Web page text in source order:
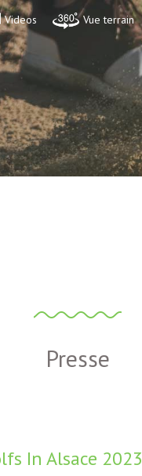
Videos Vue terrain
Presse
In Alsace 2023